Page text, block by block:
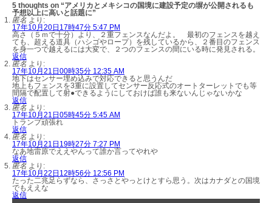
5 thoughts on “アメリカとメキシコの国境に建設予定の塀が公開されるも
予想以上に高いと話題に”
匿名 より:
17年10月20日17時47分 5:47 PM
高さ（５ｍで十分）より、２重フェンスなんだよ。 最初のフェンスを越え
ても、超える道具（ハシゴやロープ）を残しているから、２番目のフェンス
を身一つで越えるには大変で、２つのフェンスの間にいる時に発見される。
返信
匿名 より:
17年10月21日00時35分 12:35 AM
地下はセンサー埋め込みで対応できると思うんだ
地上もフェンスを3重に設置してセンサー反応式のオートターレットでも等
間隔で配置して射●できるようにしておけば誰も来ないんじゃないかな
返信
匿名 より:
17年10月21日05時45分 5:45 AM
トランプ頑張れ
返信
匿名 より:
17年10月21日19時27分 7:27 PM
なあ地雷原でええやんって誰か言ってやれや
返信
匿名 より:
17年10月22日12時56分 12:56 PM
たった二兆足らずなら、さっさとやっとけとすら思う。次はカナダとの国境
でもええな
返信